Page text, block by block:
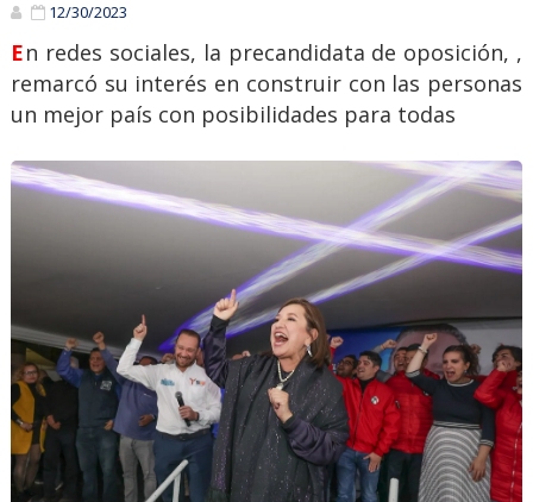
12/30/2023
En redes sociales, la precandidata de oposición, ,
remarcó su interés en construir con las personas
un mejor país con posibilidades para todas